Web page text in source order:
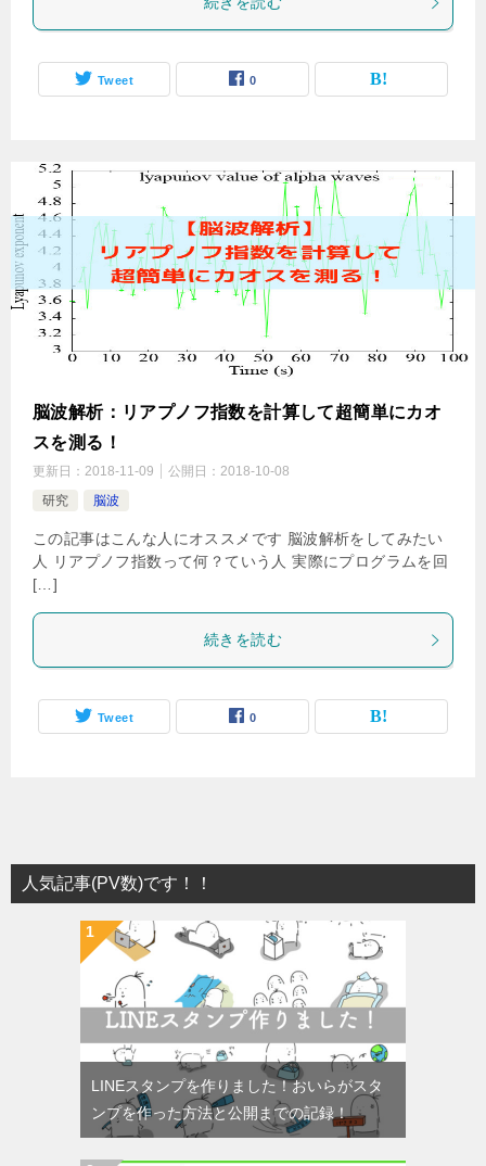
Tweet 0
脳波解析：リアプノフ指数を計算して超簡単にカオ
スを測る！
更新日： 2018-11-09 公開日： 2018-10-08
研究
脳波
この記事はこんな人にオススメです 脳波解析をしてみたい
人 リアプノフ指数って何？ていう人 実際にプログラムを回
[…]
続きを読む
Tweet 0
人気記事(PV数)です！！
LINEスタンプを作りました！おいらがスタ
ンプを作った方法と公開までの記録！